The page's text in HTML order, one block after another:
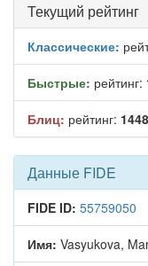
Текущий рейтинг
Классические:
Быстрые: рейтинг:
Блиц: рейтинг: 1448
Данные FIDE
FIDE ID: 55759050
Имя: Vasyukova,